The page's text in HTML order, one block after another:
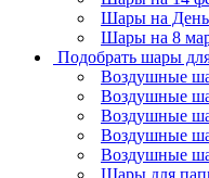
Шары на День
Шары на 8
Подобрать шары
Воздушные
Воздушные
Воздушные
Воздушные
Воздушные
Шары для